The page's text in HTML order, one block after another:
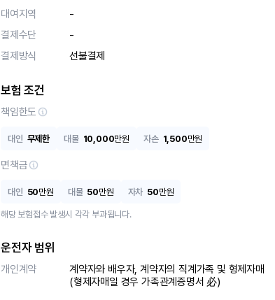
대여지역
-
결제수단
-
결제방식
선불결제
보험 조건
책임한도
대인 무제한 대물 10,000만원 자손 1,500만원
면책금
대인 50만원 대물 50만원 자차 50만원
해당 보험접수 발생시 각각 부과됩니다.
운전자 범위
개인계약
계약자와 배우자, 계약자의 직계가족 및 형제자매
(형제자매일 경우 가족관계증명서 必)